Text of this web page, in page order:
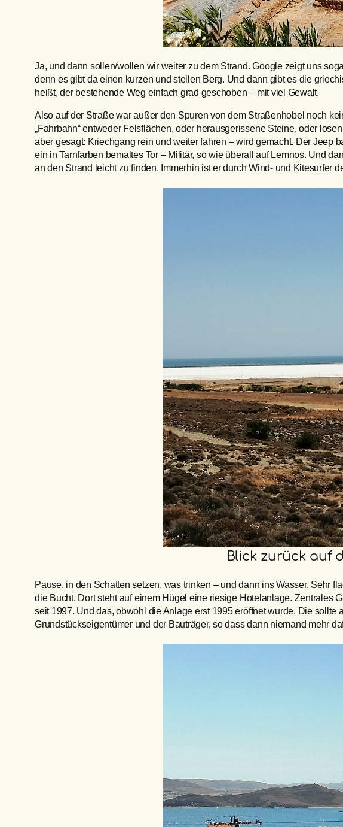
Ja, und dann sollen/wollen wir weiter zu dem Strand. Google zeigt uns
denn es gibt da einen kurzen und steilen Berg. Und dann gibt es die
heißt, der bestehende Weg einfach grad geschoben – mit viel Gewalt.
Also auf der Straße war außer den Spuren von dem Straßenhobel noch
„Fahrbahn“ entweder Felsflächen, oder herausgerissene Steine, oder
aber gesagt: Kriechgang rein und weiter fahren – wird gemacht. Der Jeep
ein in Tarnfarben bemaltes Tor – Militär, so wie überall auf Lemnos. Und
an den Strand leicht zu finden. Immerhin ist er durch Wind- und Kitesurfer
Blick zurück auf
Pause, in den Schatten setzen, was trinken – und dann ins Wasser. Sehr
die Bucht. Dort steht auf einem Hügel eine riesige Hotelanlage. Zentrales
seit 1997. Und das, obwohl die Anlage erst 1995 eröffnet wurde. Die
Grundstückseigentümer und der Bauträger, so dass dann niemand mehr